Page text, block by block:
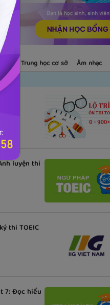
em Trung học cơ sở Âm nhạc
luyện thi
thi TOEIC
7: Đọc hiểu